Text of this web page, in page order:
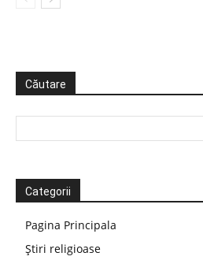
Căutare
Categorii
Pagina Principala
Știri religioase